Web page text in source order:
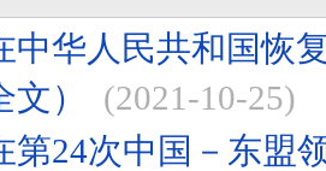
中华人民共和国恢
）
(2021-10-25)
第24次中国－东盟